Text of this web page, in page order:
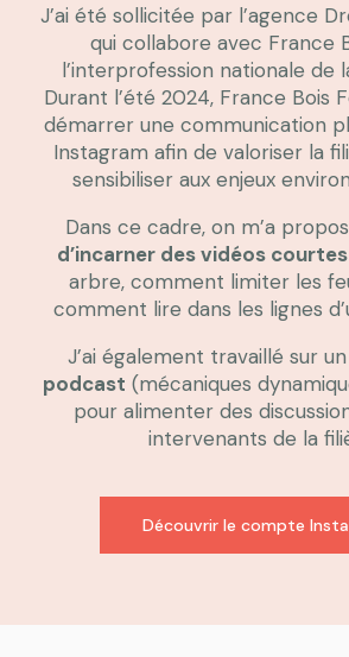
J’ai été sollicitée par l’agence
qui collabore avec France
l’interprofession nationale de
Durant l’été 2024, France Bois
démarrer une communication
Instagram afin de valoriser la
sensibiliser aux enjeux
Dans ce cadre, on m’a
d’incarner des vidéos courtes
arbre, comment limiter les
comment lire dans les lignes
J’ai également travaillé sur un
podcast (mécaniques
pour alimenter des
intervenants de la
Découvrir le compte